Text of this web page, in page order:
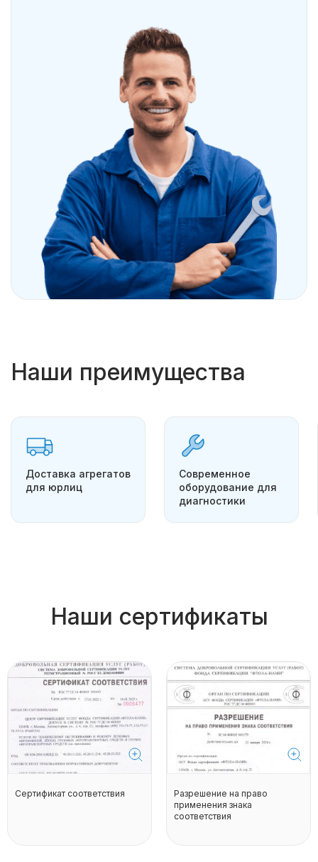
Наши преимущества
Доставка агрегатов
для юрлиц
Современное
оборудование для
диагностики
Наши сертификаты
Сертификат соответствия
Разрешение на право
применения знака
соответствия